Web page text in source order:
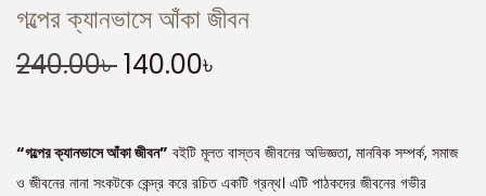
গল্পের ক্যানভাসে আঁকা জীবন
240.00৳140.00৳
“গল্পের ক্যানভাসে আঁকা জীবন” বইটি মূলত বাস্তব জীবনের অভিজ্ঞতা, মানবিক সম্পর্ক, সমাজ
ও জীবনের নানা সংকটকে কেন্দ্র করে রচিত একটি গ্রন্থ। এটি পাঠকদের জীবনের গভীর